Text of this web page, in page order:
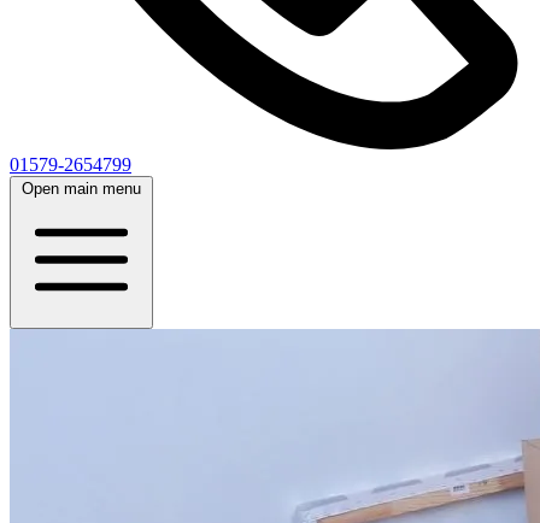
01579-2654799
Open main menu